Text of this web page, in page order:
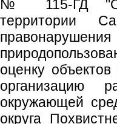
№ 115-ГД "Об
территории
оценку
организацию
окружающей
округа